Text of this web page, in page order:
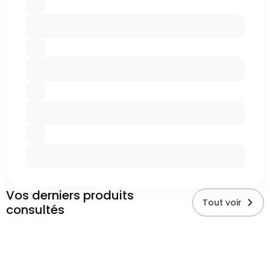
Vos derniers produits
consultés
Tout voir